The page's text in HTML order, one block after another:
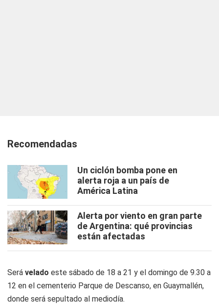
Recomendadas
Un ciclón bomba pone en
alerta roja a un país de
América Latina
Alerta por viento en gran parte
de Argentina: qué provincias
están afectadas
Será velado este sábado de 18 a 21 y el domingo de 9.30 a
12 en el cementerio Parque de Descanso, en Guaymallén,
donde será sepultado al mediodía.